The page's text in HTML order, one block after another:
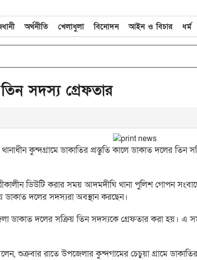
অর্থনীতি খেলাধুলা বিনোদন আইন ও বিচার ধর্ম
সদস্য গ্রেফতার
কুন্দগ্রামে ডাকাতির প্রস্তুতি কালে ডাকাত দলের তিন
ডিউটি করার সময় আদমদীঘি থানা পুলিশ গোপন
ডাকাত দলের সদস্যরা অবস্থান করছেন।
ডাকাত দলের সক্রিয় তিন সদস্যকে গ্রেফতার করা হয়। এ
শুক্রবার রাতে উপজেলার কুন্দগামের চেচুয়া গ্রামে